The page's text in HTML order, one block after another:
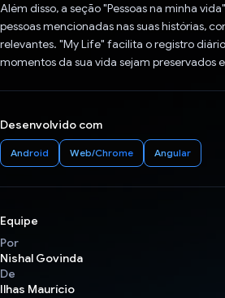
Além disso, a seção "Pessoas na minha
pessoas mencionadas nas suas histórias,
relevantes. "My Life" facilita o registro
momentos da sua vida sejam preservados
Desenvolvido com
Android Web/Chrome Angular
Equipe
Por
Nishal Govinda
De
Ilhas Maurício